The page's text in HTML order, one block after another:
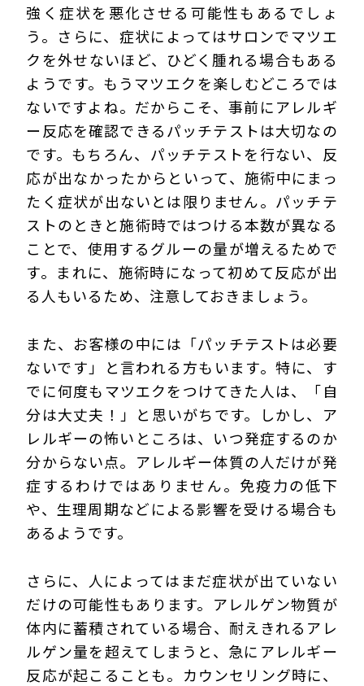
強く症状を悪化させる可能性もあるでしょ
う。さらに、症状によってはサロンでマツエ
クを外せないほど、ひどく腫れる場合もある
ようです。もうマツエクを楽しむどころでは
ないですよね。だからこそ、事前にアレルギ
ー反応を確認できるパッチテストは大切なの
です。もちろん、パッチテストを行ない、反
応が出なかったからといって、施術中にまっ
たく症状が出ないとは限りません。パッチテ
ストのときと施術時ではつける本数が異なる
ことで、使用するグルーの量が増えるためで
す。まれに、施術時になって初めて反応が出
る人もいるため、注意しておきましょう。
また、お客様の中には「パッチテストは必要
ないです」と言われる方もいます。特に、す
でに何度もマツエクをつけてきた人は、「自
分は大丈夫！」と思いがちです。しかし、ア
レルギーの怖いところは、いつ発症するのか
分からない点。アレルギー体質の人だけが発
症するわけではありません。免疫力の低下
や、生理周期などによる影響を受ける場合も
あるようです。
さらに、人によってはまだ症状が出ていない
だけの可能性もあります。アレルゲン物質が
体内に蓄積されている場合、耐えきれるアレ
ルゲン量を超えてしまうと、急にアレルギー
反応が起こることも。カウンセリング時に、